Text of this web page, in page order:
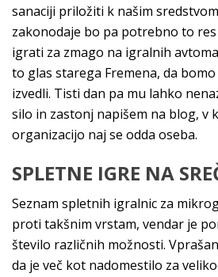
sanaciji priložiti k našim
zakonodaje bo pa potrebno to
igrati za zmago na igralnih
to glas starega Fremena, da
izvedli. Tisti dan pa mu lahko
silo in zastonj napišem na blog, v
organizacijo naj se odda oseba.
SPLETNE IGRE NA
Seznam spletnih igralnic za
proti takšnim vrstam, vendar je
število različnih možnosti.
da je več kot nadomestilo za